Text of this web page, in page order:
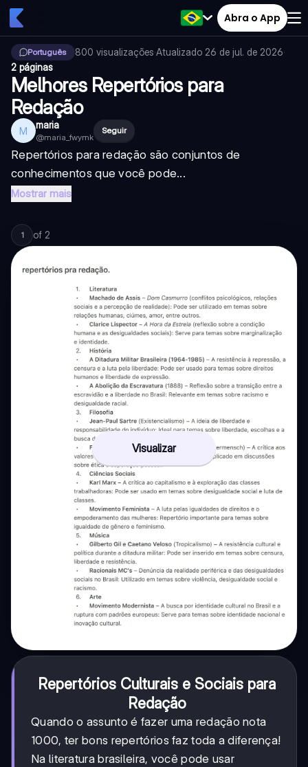
Abra o App
Português 800 visualizações·Atualizado 26 de jul. de 2026·
2 páginas
Melhores Repertórios para
Redação
M maria
@maria_fwymk
Seguir
Repertórios para redação são conjuntos de
conhecimentos que você pode...
Mostrar mais
1 of 2
Visualizar
Repertórios Culturais e Sociais para
Redação
Quando o assunto é fazer uma redação nota
1000, ter bons repertórios faz toda a diferença!
Na literatura brasileira, você pode usar